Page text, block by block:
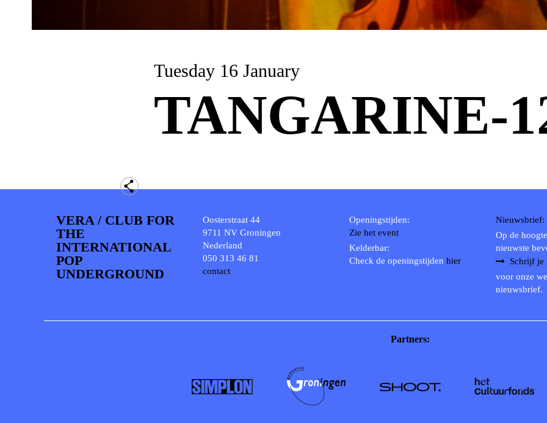
Tuesday 16 January
TANGARINE-
VERA / CLUB FOR
THE
INTERNATIONAL
POP
UNDERGROUND
Oosterstraat 44
9711 NV Groningen
Nederland
050 313 46 81
contact
Openingstijden:
Zie het event
Kelderbar:
Check de openingstijden hier
Nieuwsbrief:
Op de
nieuwste
Schrijf je
voor onze
nieuwsbrief.
Partners: